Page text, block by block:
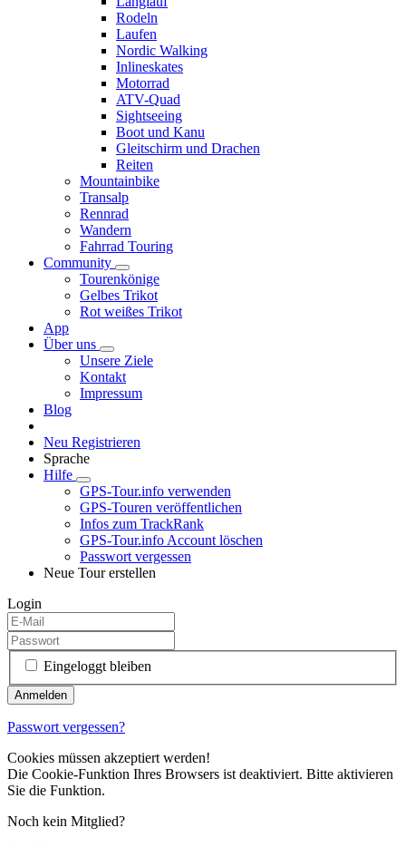
Rodeln
Laufen
Nordic Walking
Inlineskates
Motorrad
ATV-Quad
Sightseeing
Boot und Kanu
Gleitschirm und Drachen
Reiten
Mountainbike
Transalp
Rennrad
Wandern
Fahrrad Touring
Community
Tourenkönige
Gelbes Trikot
Rot weißes Trikot
App
Über uns
Unsere Ziele
Kontakt
Impressum
Blog
Neu Registrieren
Sprache
Hilfe
GPS-Tour.info verwenden
GPS-Touren veröffentlichen
Infos zum TrackRank
GPS-Tour.info Account löschen
Passwort vergessen
Neue Tour erstellen
Login
Eingeloggt bleiben
Passwort vergessen?
Cookies müssen akzeptiert werden!
Die Cookie-Funktion Ihres Browsers ist deaktiviert. Bitte aktivieren
Sie die Funktion.
Noch kein Mitglied?